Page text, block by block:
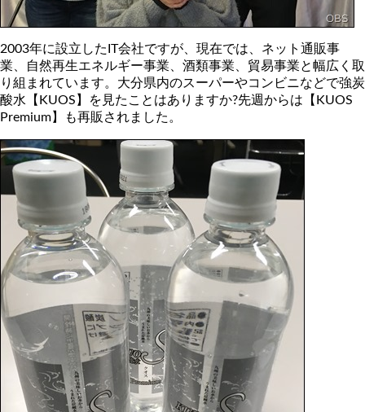
2003年に設立したIT会社ですが、現在では、ネット通販事
業、自然再生エネルギー事業、酒類事業、貿易事業と幅広く取
り組まれています。大分県内のスーパーやコンビニなどで強炭
酸水【KUOS】を見たことはありますか?先週からは【KUOS
Premium】も再販されました。